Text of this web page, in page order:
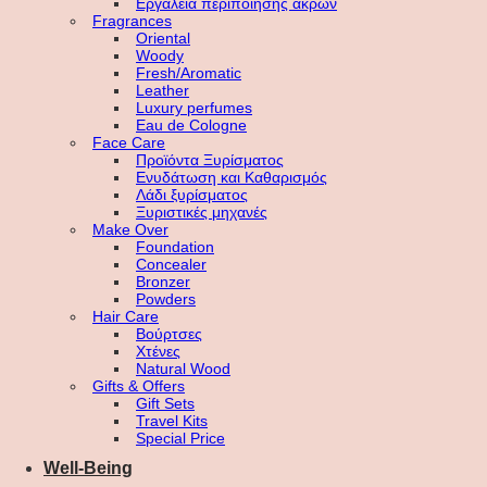
Fragrances
Oriental
Woody
Fresh/Aromatic
Leather
Luxury perfumes
Eau de Cologne
Face Care
Προϊόντα Ξυρίσματος
Ενυδάτωση και Καθαρισμός
Λάδι ξυρίσματος
Ξυριστικές μηχανές
Make Over
Foundation
Concealer
Bronzer
Powders
Hair Care
Βούρτσες
Χτένες
Natural Wood
Gifts & Offers
Gift Sets
Travel Kits
Special Price
Well-Being